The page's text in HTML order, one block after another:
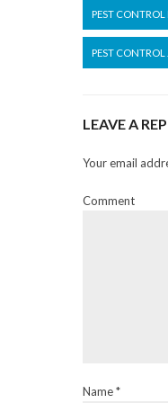
PEST
PEST
LEAVE A
Your email
Comment
Name *